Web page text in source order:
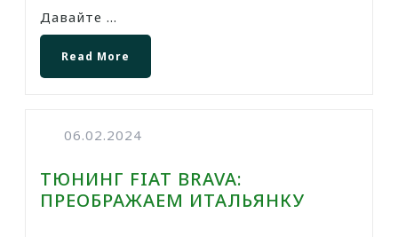
Давайте ...
Read More
06.02.2024
ТЮНИНГ FIAT BRAVA:
ПРЕОБРАЖАЕМ ИТАЛЬЯНКУ